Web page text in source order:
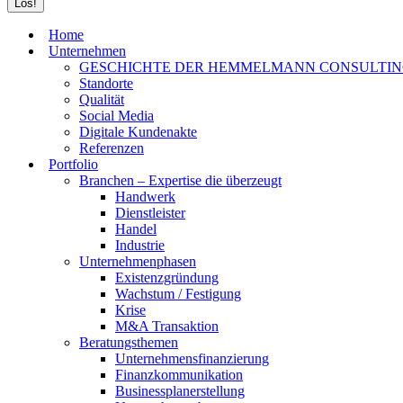
Home
Unternehmen
GESCHICHTE DER HEMMELMANN
Standorte
Qualität
Social Media
Digitale Kundenakte
Referenzen
Portfolio
Branchen – Expertise die überzeugt
Handwerk
Dienstleister
Handel
Industrie
Unternehmenphasen
Existenzgründung
Wachstum / Festigung
Krise
M&A Transaktion
Beratungsthemen
Unternehmensfinanzierung
Finanzkommunikation
Businessplanerstellung